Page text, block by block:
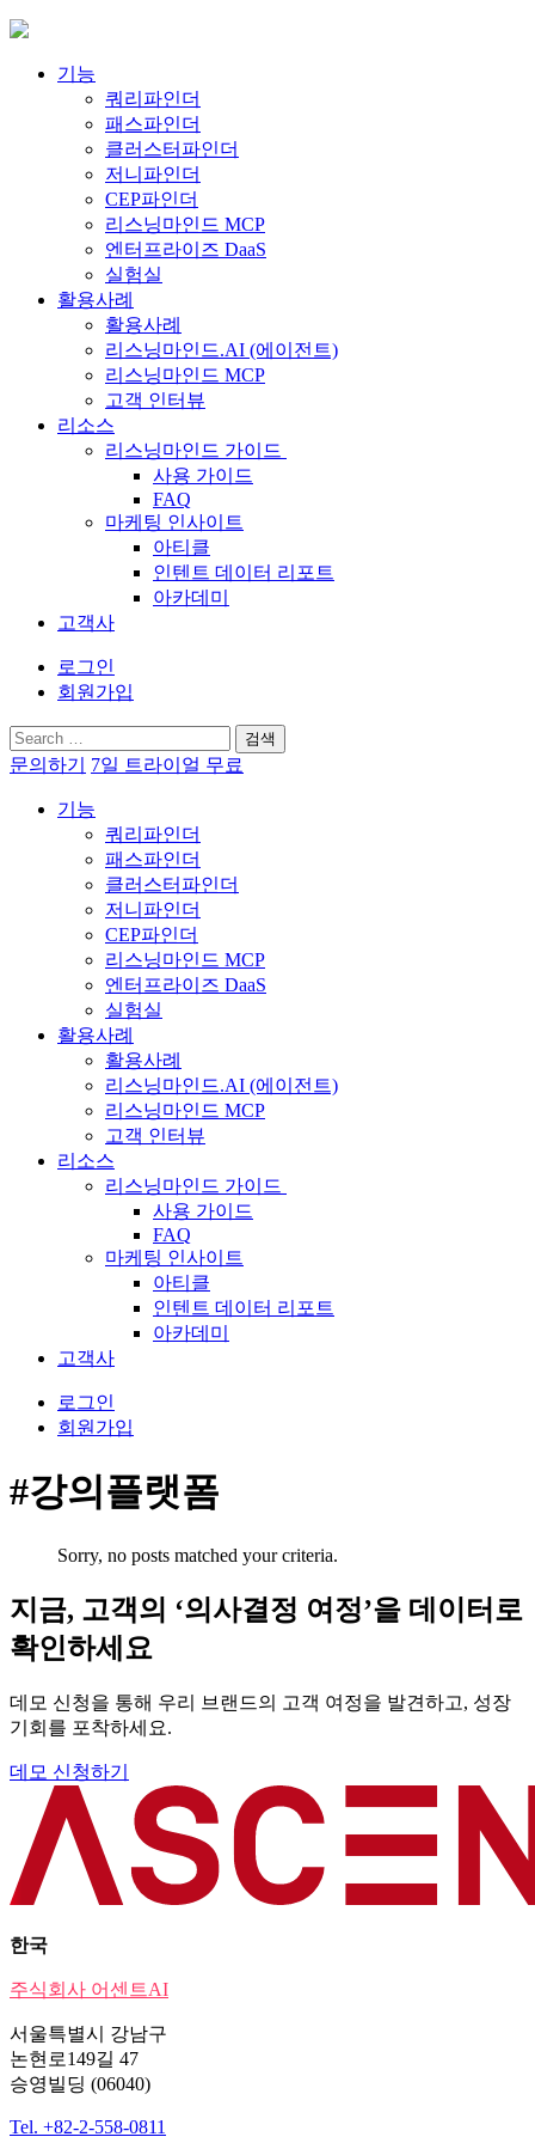
Skip
content기능
쿼리파인더
패스파인더
클러스터파인더
저니파인더
CEP파인더
리스닝마인드 MCP
엔터프라이즈 DaaS
실험실
활용사례
활용사례
리스닝마인드.AI (에이전트)
리스닝마인드 MCP
고객 인터뷰
리소스
리스닝마인드 가이드
사용 가이드
FAQ
마케팅 인사이트
아티클
인텐트 데이터 리포트
아카데미
고객사
로그인
회원가입
검
색:
문의하기 7일 트라이얼 무료
기능
쿼리파인더
패스파인더
클러스터파인더
저니파인더
CEP파인더
리스닝마인드 MCP
엔터프라이즈 DaaS
실험실
활용사례
활용사례
리스닝마인드.AI (에이전트)
리스닝마인드 MCP
고객 인터뷰
리소스
리스닝마인드 가이드
사용 가이드
FAQ
마케팅 인사이트
아티클
인텐트 데이터 리포트
아카데미
고객사
로그인
회원가입
#강의플랫폼
Sorry, no posts matched your criteria.
지금, 고객의 ‘의사결정 여정’을 데이터로
확인하세요
데모 신청을 통해 우리 브랜드의 고객 여정을 발견하고, 성장
기회를 포착하세요.
데모 신청하기
한국
주식회사 어센트AI
서울특별시 강남구
논현로149길 47
승영빌딩 (06040)
Tel. +82-2-558-0811